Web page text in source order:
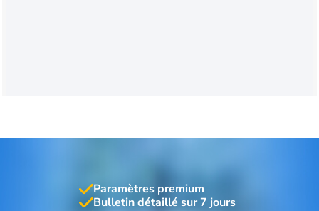
Paramètres premium
Bulletin détaillé sur 7 jours